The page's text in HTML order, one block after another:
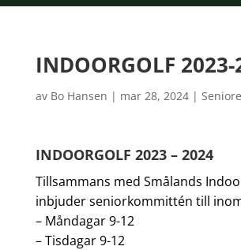
INDOORGOLF
av Bo Hansen | mar 28, 2024|
INDOORGOLF 2023 – 2024
Tillsammans med Smålands
inbjuder seniorkommittén till
– Måndagar 9-12
– Tisdagar 9-12